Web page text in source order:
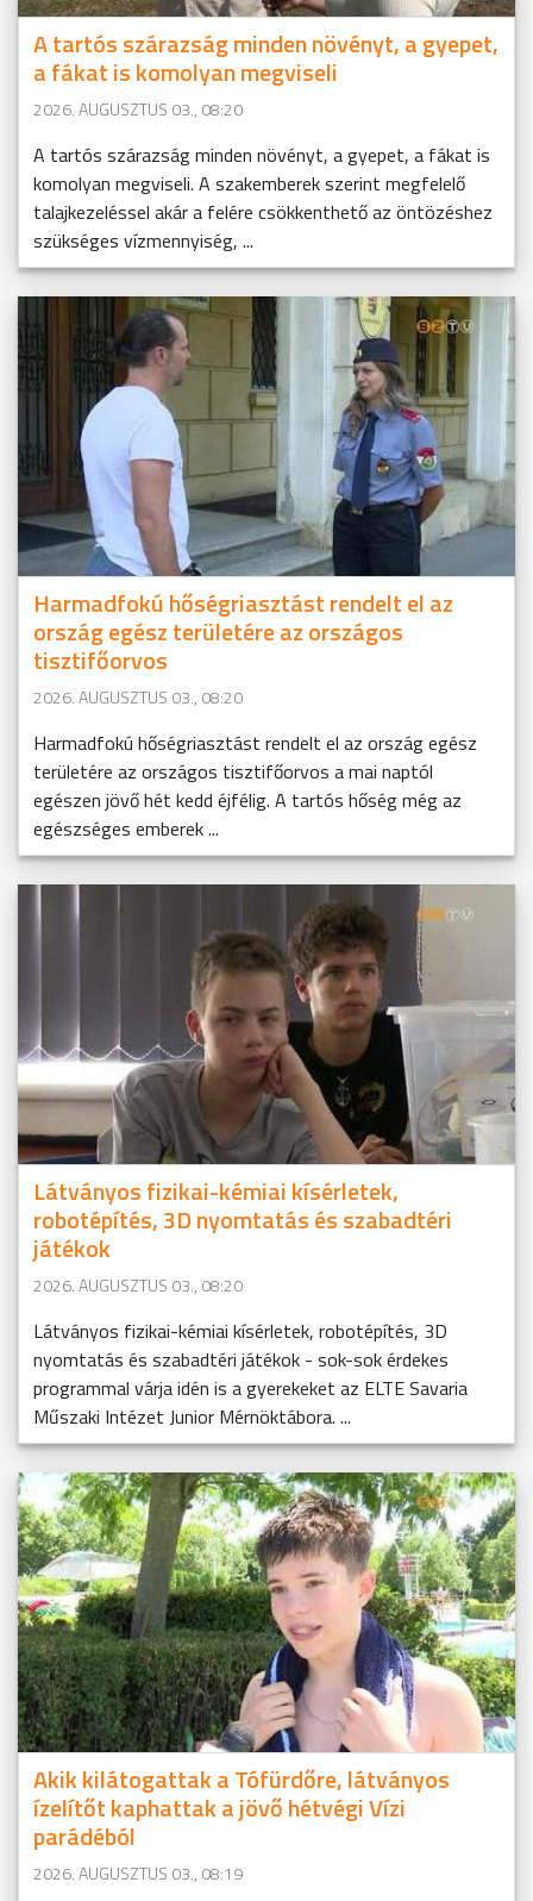
A tartós szárazság minden növényt, a gyepet,
a fákat is komolyan megviseli
2026. AUGUSZTUS 03., 08:20
A tartós szárazság minden növényt, a gyepet, a fákat is
komolyan megviseli. A szakemberek szerint megfelelő
talajkezeléssel akár a felére csökkenthető az öntözéshez
szükséges vízmennyiség, ...
Harmadfokú hőségriasztást rendelt el az
ország egész területére az országos
tisztifőorvos
2026. AUGUSZTUS 03., 08:20
Harmadfokú hőségriasztást rendelt el az ország egész
területére az országos tisztifőorvos a mai naptól
egészen jövő hét kedd éjfélig. A tartós hőség még az
egészséges emberek ...
Látványos fizikai-kémiai kísérletek,
robotépítés, 3D nyomtatás és szabadtéri
játékok
2026. AUGUSZTUS 03., 08:20
Látványos fizikai-kémiai kísérletek, robotépítés, 3D
nyomtatás és szabadtéri játékok - sok-sok érdekes
programmal várja idén is a gyerekeket az ELTE Savaria
Műszaki Intézet Junior Mérnöktábora. ...
Akik kilátogattak a Tófürdőre, látványos
ízelítőt kaphattak a jövő hétvégi Vízi
parádéból
2026. AUGUSZTUS 03., 08:19